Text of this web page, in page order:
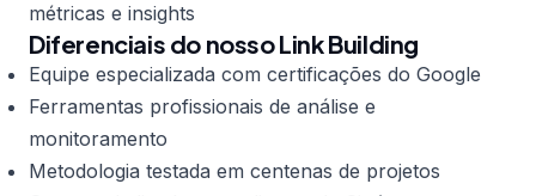
métricas e insights
Diferenciais do nosso Link Building
Equipe especializada com certificações do Google
Ferramentas profissionais de análise e
monitoramento
Metodologia testada em centenas de projetos